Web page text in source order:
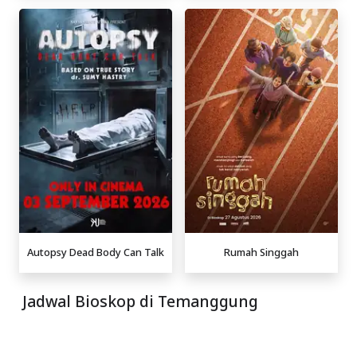
Autopsy Dead Body Can Talk Rumah Singgah
Jadwal Bioskop di Temanggung